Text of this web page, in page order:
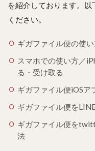
を紹介しております。 以
ください。
ギガファイル便の使
スマホでの使い方／
る・受け取る
ギガファイル便iOSア
ギガファイル便を
ギガファイル便を
法